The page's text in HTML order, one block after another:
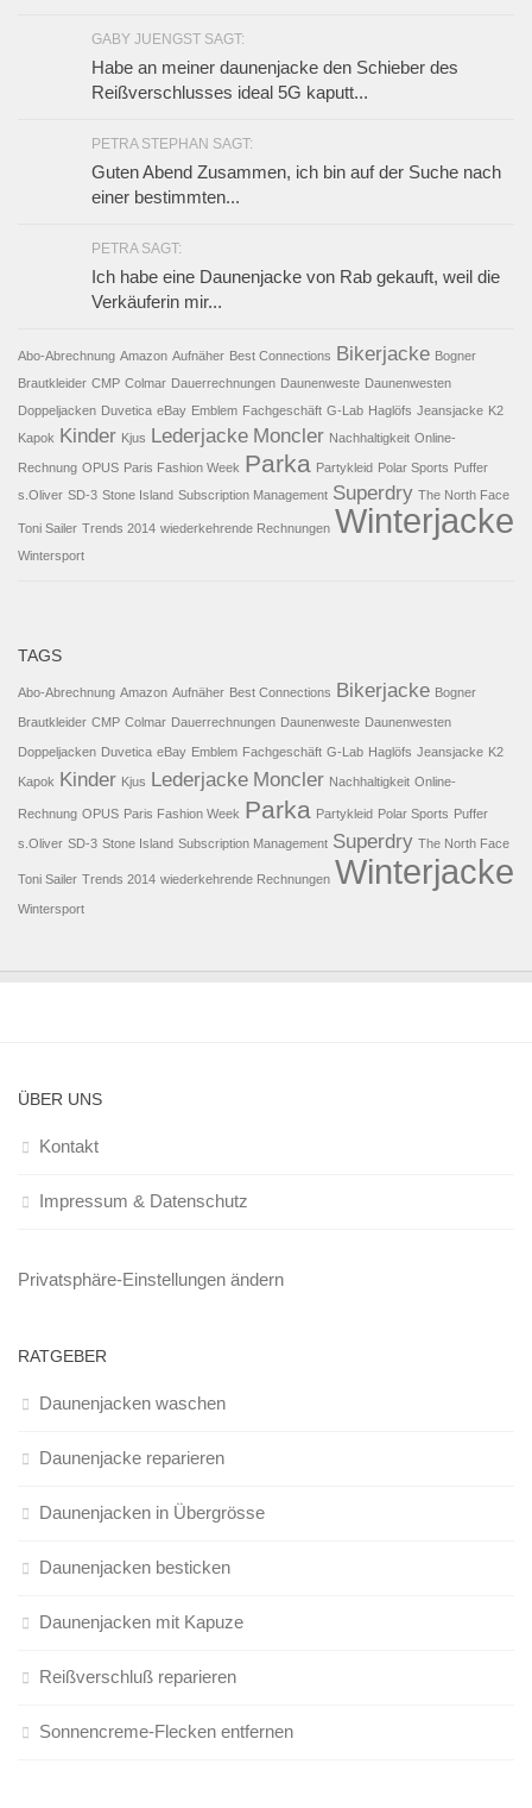
GABY JUENGST SAGT:
Habe an meiner daunenjacke den Schieber des
Reißverschlusses ideal 5G kaputt...
PETRA STEPHAN SAGT:
Guten Abend Zusammen, ich bin auf der Suche nach
einer bestimmten...
PETRA SAGT:
Ich habe eine Daunenjacke von Rab gekauft, weil die
Verkäuferin mir...
Abo-Abrechnung Amazon Aufnäher Best Connections Bikerjacke Bogner
Brautkleider CMP Colmar Dauerrechnungen Daunenweste Daunenwesten
Doppeljacken Duvetica eBay Emblem Fachgeschäft G-Lab Haglöfs Jeansjacke K2
Kapok
Kinder Kjus Lederjacke Moncler Nachhaltigkeit Online-
Rechnung OPUS Paris Fashion Week Parka Partykleid Polar Sports Puffer
s.Oliver SD-3 Stone Island Subscription Management Superdry The North Face
Toni Sailer Trends 2014 wiederkehrende Rechnungen Winterjacke
Wintersport
TAGS
Abo-Abrechnung Amazon Aufnäher Best Connections Bikerjacke Bogner
Brautkleider CMP Colmar Dauerrechnungen Daunenweste Daunenwesten
Doppeljacken Duvetica eBay Emblem Fachgeschäft G-Lab Haglöfs Jeansjacke K2
Kapok Kinder Kjus Lederjacke Moncler Nachhaltigkeit Online-
Rechnung OPUS Paris Fashion Week Parka Partykleid Polar Sports Puffer
s.Oliver SD-3 Stone Island Subscription Management Superdry The North Face
Toni Sailer Trends 2014 wiederkehrende Rechnungen Winterjacke
Wintersport
ÜBER UNS
Kontakt
Impressum & Datenschutz
Privatsphäre-Einstellungen ändern
RATGEBER
Daunenjacken waschen
Daunenjacke reparieren
Daunenjacken in Übergrösse
Daunenjacken besticken
Daunenjacken mit Kapuze
Reißverschluß reparieren
Sonnencreme-Flecken entfernen